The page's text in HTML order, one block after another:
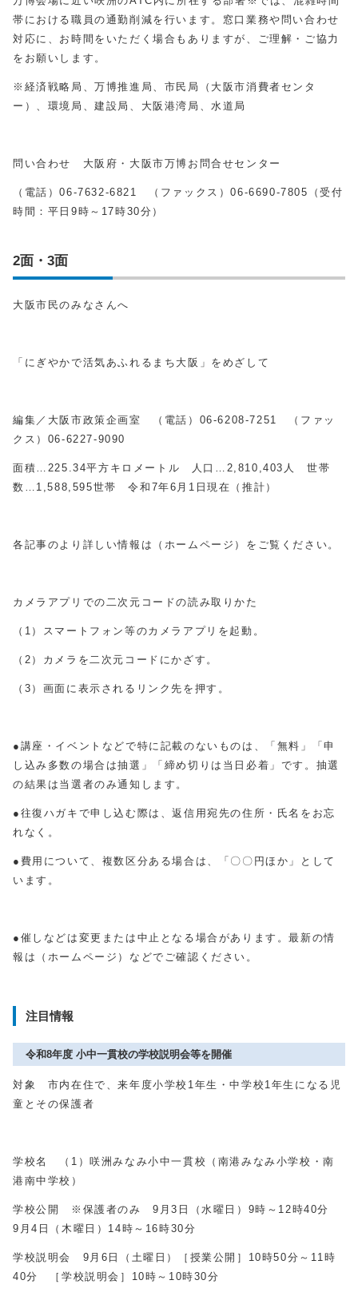
帯における職員の通勤削減を行います。窓口業務や問い合わせ
対応に、お時間をいただく場合もありますが、ご理解・ご協力
をお願いします。
※経済戦略局、万博推進局、市民局（大阪市消費者センタ
ー）、環境局、建設局、大阪港湾局、水道局
問い合わせ 大阪府・大阪市万博お問合せセンター
（電話）06-7632-6821 （ファックス）06-6690-7805
（受付
時間：平日 9 時～ 17 時30分）
2面・3面
大阪市民のみなさんへ
「にぎやかで活気あふれるまち大阪」をめざして
編集／大阪市政策企画室 （電話） 06-6208-7251
（ファッ
クス） 06-6227-9090
面積… 225.34平方キロメートル 人口… 2,810,403 人 世帯
数… 1,588,595世帯 令和 7年6 月 1 日現在（推計）
各記事のより詳しい情報は（ホームページ）をご覧ください。
カメラアプリでの二次元コードの読み取りかた
（ 1 ）スマートフォン等のカメラアプリを起動。
（ 2 ）カメラを二次元コードにかざす。
（ 3 ）画面に表示されるリンク先を押す。
●講座・イベントなどで特に記載のないものは、「無料」「申
し込み多数の場合は抽選」「締め切りは当日必着」です。抽選
の結果は当選者のみ通知します。
●往復ハガキで申し込む際は、返信用宛先の住所・氏名をお忘
れなく。
●費用について、複数区分ある場合は、「〇〇円ほか」として
います。
●催しなどは変更または中止となる場合があります。最新の情
報は（ホームページ）などでご確認ください。
注目情報
令和8年度 小中一貫校の学校説明会等を開催
対象 市内在住で、来年度小学校1年生・中学校1年生になる児
童とその保護者
学校名 （1）咲洲みなみ小中一貫校（南港みなみ小学校・南
港南中学校）
学校公開 ※保護者のみ 9月3日（水曜日）9時～12時40分
9月4日（木曜日）14時～16時30分
学校説明会 9月6日（土曜日）［授業公開］10時50分～11時
40分 ［学校説明会］10時～10時30分